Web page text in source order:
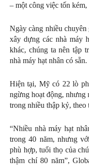
– một công việc tốn kém,
Ngày càng nhiều
xây dựng các nhà máy
khác, chúng ta nên tập
nhà máy hạt nhân có sẵn.
Hiện tại, Mỹ có 22 lò
ngừng hoạt động, nhưng
trong nhiều thập kỷ,
“Nhiều nhà máy hạt
trong 40 năm, nhưng
phù hợp, tuổi thọ của
thậm chí 80 năm”,